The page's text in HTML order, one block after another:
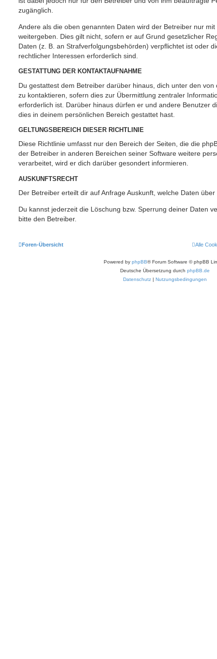
zugänglich.
Andere als die oben genannten Daten wird der Betreiber nur
weitergeben. Dies gilt nicht, sofern er auf Grund gesetzlicher
Daten (z. B. an Strafverfolgungsbehörden) verpflichtet ist oder
rechtlicher Interessen erforderlich sind.
GESTATTUNG DER KONTAKTAUFNAHME
Du gestattest dem Betreiber darüber hinaus, dich unter den
zu kontaktieren, sofern dies zur Übermittlung zentraler
erforderlich ist. Darüber hinaus dürfen er und andere Benutzer
dies in deinem persönlichen Bereich gestattet hast.
GELTUNGSBEREICH DIESER RICHTLINIE
Diese Richtlinie umfasst nur den Bereich der Seiten, die die
der Betreiber in anderen Bereichen seiner Software weitere
verarbeitet, wird er dich darüber gesondert informieren.
AUSKUNFTSRECHT
Der Betreiber erteilt dir auf Anfrage Auskunft, welche Daten
Du kannst jederzeit die Löschung bzw. Sperrung deiner Daten
bitte den Betreiber.
Foren-Übersicht Alle
Powered by phpBB® Forum Software © phpBB
Deutsche Übersetzung durch phpBB.de
Datenschutz | Nutzungsbedingungen